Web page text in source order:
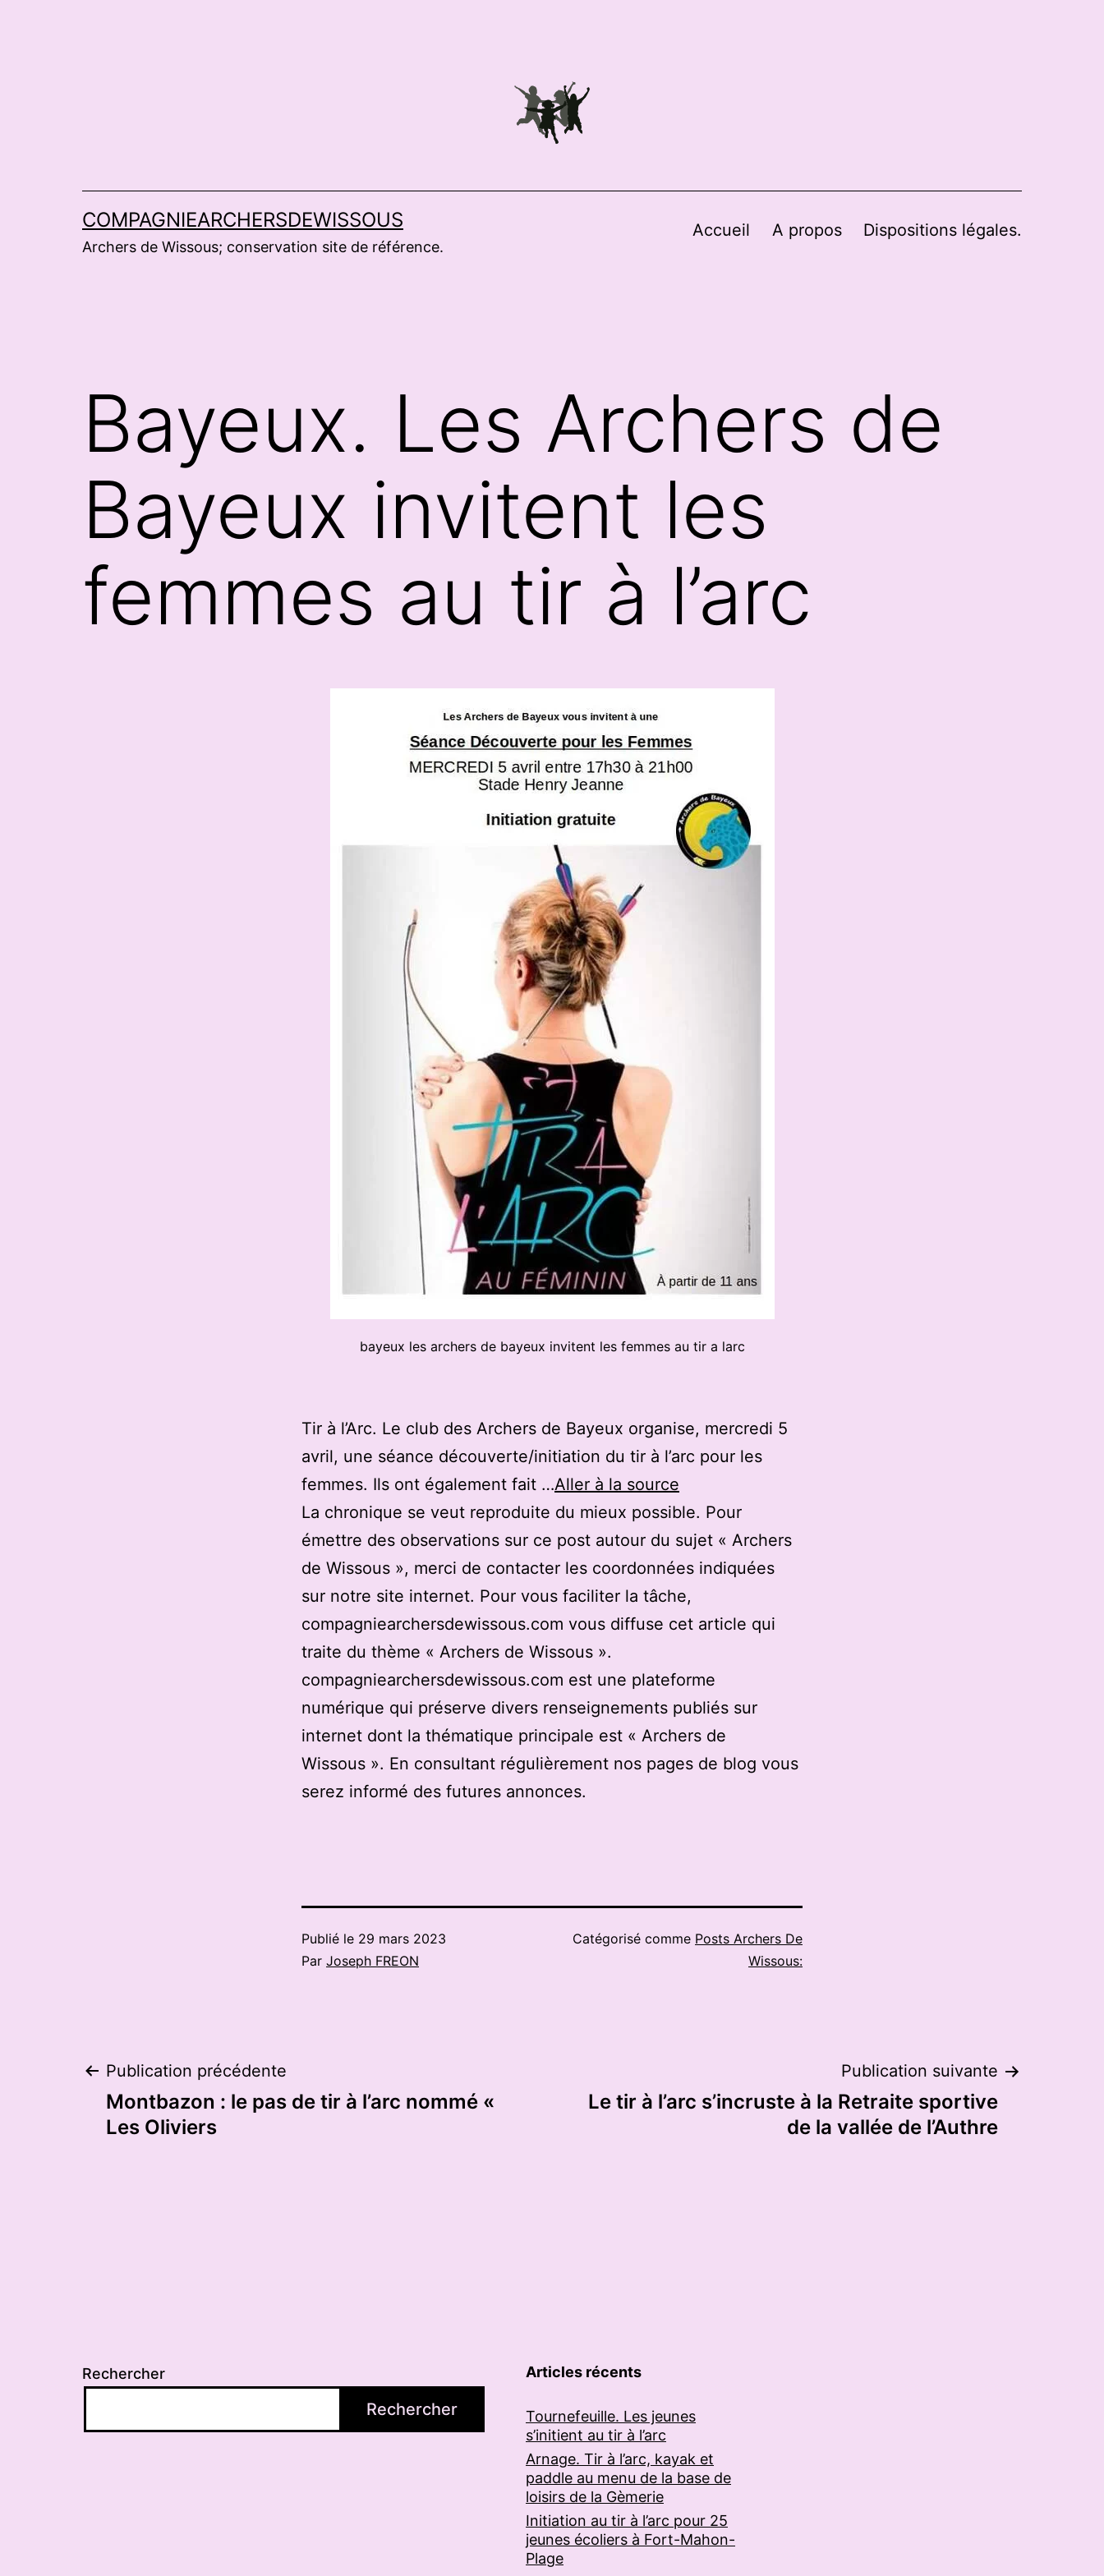
COMPAGNIEARCHERSDEWISSOUS
Archers de Wissous; conservation site de référence.
Accueil A propos Dispositions légales.
Bayeux. Les Archers de
Bayeux invitent les
femmes au tir à l’arc
bayeux les archers de bayeux invitent les femmes au tir a larc
Tir à l’Arc. Le club des Archers de Bayeux organise, mercredi 5
avril, une séance découverte/initiation du tir à l’arc pour les
femmes. Ils ont également fait …Aller à la source
La chronique se veut reproduite du mieux possible. Pour
émettre des observations sur ce post autour du sujet « Archers
de Wissous », merci de contacter les coordonnées indiquées
sur notre site internet. Pour vous faciliter la tâche,
compagniearchersdewissous.com vous diffuse cet article qui
traite du thème « Archers de Wissous ».
compagniearchersdewissous.com est une plateforme
numérique qui préserve divers renseignements publiés sur
internet dont la thématique principale est « Archers de
Wissous ». En consultant régulièrement nos pages de blog vous
serez informé des futures annonces.
Publié le 29 mars 2023
Par Joseph FREON
Catégorisé comme Posts Archers De
Wissous:
Navigation
de
Publication précédente
Montbazon : le pas de tir à l’arc nommé «
Les Oliviers
Publication suivante
Le tir à l’arc s’incruste à la Retraite sportive
de la vallée de l’Authre
Rechercher
Rechercher
Articles récents
Tournefeuille. Les jeunes
s’initient au tir à l’arc
Arnage. Tir à l’arc, kayak et
paddle au menu de la base de
loisirs de la Gèmerie
Initiation au tir à l’arc pour 25
jeunes écoliers à Fort-Mahon-
Plage